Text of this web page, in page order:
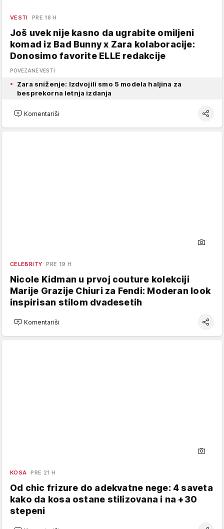
VESTI PRE 18 H
Još uvek nije kasno da ugrabite omiljeni
komad iz Bad Bunny x Zara kolaboracije:
Donosimo favorite ELLE redakcije
POVEZANE VESTI
Zara sniženje: Izdvojili smo 5 modela haljina za
besprekorna letnja izdanja
Komentariši
CELEBRITY PRE 19 H
Nicole Kidman u prvoj couture kolekciji
Marije Grazije Chiuri za Fendi: Moderan look
inspirisan stilom dvadesetih
Komentariši
KOSA PRE 21 H
Od chic frizure do adekvatne nege: 4 saveta
kako da kosa ostane stilizovana i na +30
stepeni